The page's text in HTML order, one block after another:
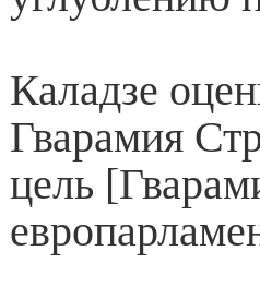
Каладзе
Гварамия
цель